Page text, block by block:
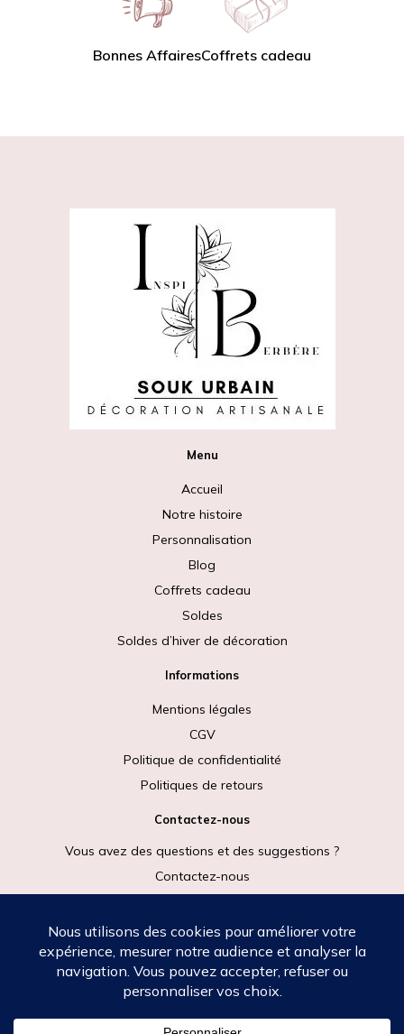
Bonnes AffairesCoffrets cadeau
Menu
Accueil
Notre histoire
Personnalisation
Blog
Coffrets cadeau
Soldes
Soldes d’hiver de décoration
Informations
Mentions légales
CGV
Politique de confidentialité
Politiques de retours
Contactez-nous
Vous avez des questions et des suggestions ?
Contactez-nous